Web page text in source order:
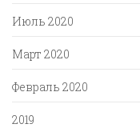
Июль 2020
Март 2020
Февраль 2020
2019